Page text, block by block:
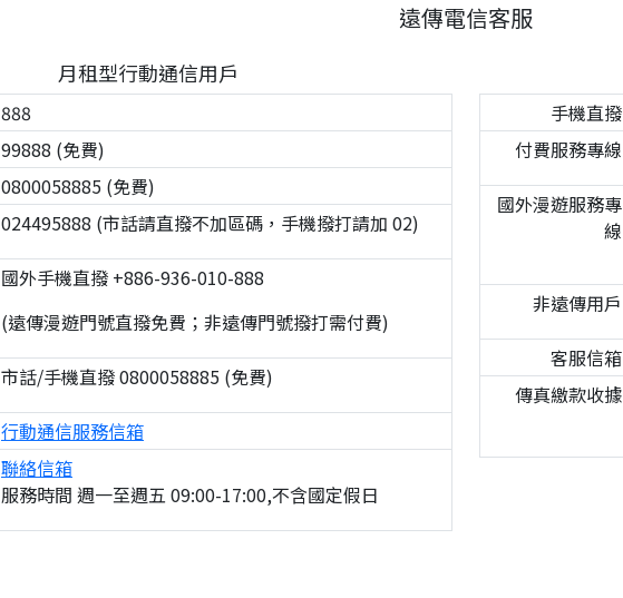
遠傳電信客服
月租型行動通信用戶
888
99888 (免費)
0800058885 (免費)
024495888 (市話請直撥不加區碼，手機撥打請加 02)
國外手機直撥 +886-936-010-888
(遠傳漫遊門號直撥免費；非遠傳門號撥打需付費)
市話/手機直撥 0800058885 (免費)
行動通信服務信箱
聯絡信箱
服務時間 週一至週五 09:00-17:00,不含國定假日
手機直撥
付費服務專線
國外漫遊服務專
線
非遠傳用戶
客服信箱
傳真繳款收據